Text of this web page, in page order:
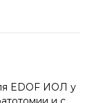
EDOF ИОЛ у